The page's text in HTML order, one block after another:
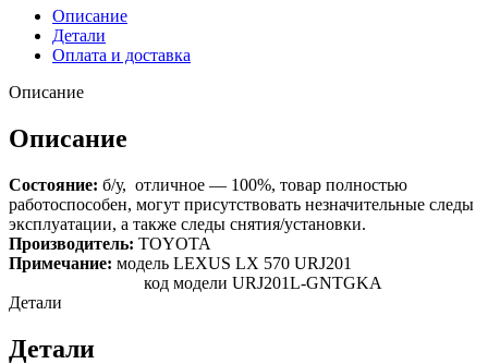
Описание
Детали
Оплата и доставка
Описание
Описание
Состояние: б/у, отличное — 100%, товар полностью
работоспособен, могут присутствовать незначительные следы
эксплуатации, а также следы снятия/установки.
Производитель: TOYOTA
Примечание: модель LEXUS LX 570 URJ201
код модели URJ201L-GNTGKA
Детали
Детали